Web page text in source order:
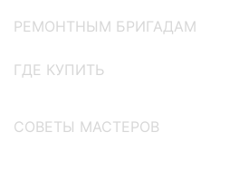
РЕМОНТНЫМ БРИГАДАМ
ГДЕ КУПИТЬ
СОВЕТЫ МАСТЕРОВ